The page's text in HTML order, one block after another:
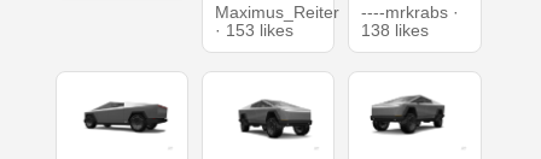
Maximus_Reiter
· 153 likes
----mrkrabs ·
138 likes